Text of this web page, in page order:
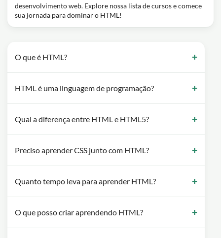
desenvolvimento web. Explore nossa lista de cursos e comece
sua jornada para dominar o HTML!
O que é HTML?
HTML é uma linguagem de programação?
Qual a diferença entre HTML e HTML5?
Preciso aprender CSS junto com HTML?
Quanto tempo leva para aprender HTML?
O que posso criar aprendendo HTML?